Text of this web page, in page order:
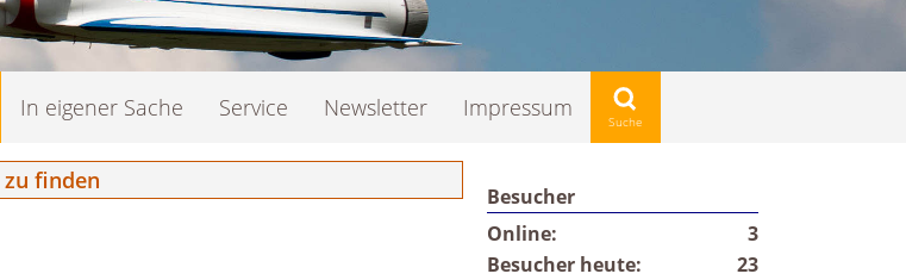
In eigener Sache Service Newsletter Impressum
zu finden
Besucher
Online:
3
Besucher heute:
23